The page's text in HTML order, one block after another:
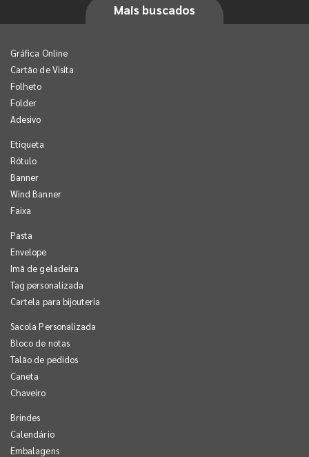
Mais buscados
Gráfica Online
Cartão de Visita
Folheto
Folder
Adesivo
Etiqueta
Rótulo
Banner
Wind Banner
Faixa
Pasta
Envelope
Imã de geladeira
Tag personalizada
Cartela para bijouteria
Sacola Personalizada
Bloco de notas
Talão de pedidos
Caneta
Chaveiro
Brindes
Calendário
Embalagens